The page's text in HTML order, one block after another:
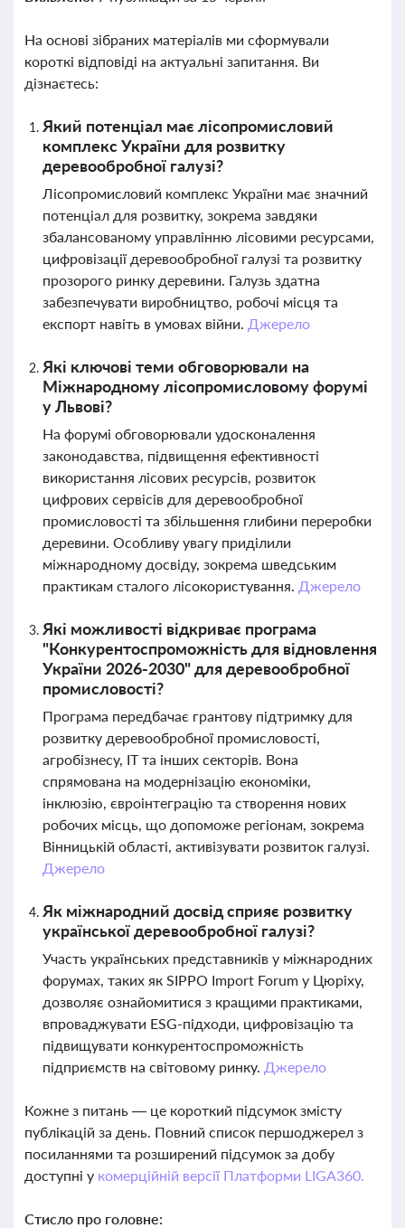
На основі зібраних матеріалів ми сформували
короткі відповіді на актуальні запитання. Ви
дізнаєтесь:
Який потенціал має лісопромисловий
комплекс України для розвитку
деревообробної галузі?
Лісопромисловий комплекс України має значний
потенціал для розвитку, зокрема завдяки
збалансованому управлінню лісовими ресурсами,
цифровізації деревообробної галузі та розвитку
прозорого ринку деревини. Галузь здатна
забезпечувати виробництво, робочі місця та
експорт навіть в умовах війни. Джерело
Які ключові теми обговорювали на
Міжнародному лісопромисловому форумі
у Львові?
На форумі обговорювали удосконалення
законодавства, підвищення ефективності
використання лісових ресурсів, розвиток
цифрових сервісів для деревообробної
промисловості та збільшення глибини переробки
деревини. Особливу увагу приділили
міжнародному досвіду, зокрема шведським
практикам сталого лісокористування. Джерело
Які можливості відкриває програма
"Конкурентоспроможність для відновлення
України 2026-2030" для деревообробної
промисловості?
Програма передбачає грантову підтримку для
розвитку деревообробної промисловості,
агробізнесу, ІТ та інших секторів. Вона
спрямована на модернізацію економіки,
інклюзію, євроінтеграцію та створення нових
робочих місць, що допоможе регіонам, зокрема
Вінницькій області, активізувати розвиток галузі.
Джерело
Як міжнародний досвід сприяє розвитку
української деревообробної галузі?
Участь українських представників у міжнародних
форумах, таких як SIPPO Import Forum у Цюріху,
дозволяє ознайомитися з кращими практиками,
впроваджувати ESG-підходи, цифровізацію та
підвищувати конкурентоспроможність
підприємств на світовому ринку. Джерело
Кожне з питань — це короткий підсумок змісту
публікацій за день. Повний список першоджерел з
посиланнями та розширений підсумок за добу
доступні у комерційній версії Платформи LIGA360.
Стисло про головне: